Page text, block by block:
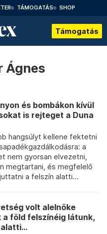
TÁMOGATÁS SHOP
Támogatás
Ágnes
és bombákon kívül
is rejteget a Duna
hangsúlyt kellene fektetni
a
nem gyorsan elvezetni,
megtartani, és megfelelő
a felszín alatti...
volt alelnöke
a föld felszínéig látunk,